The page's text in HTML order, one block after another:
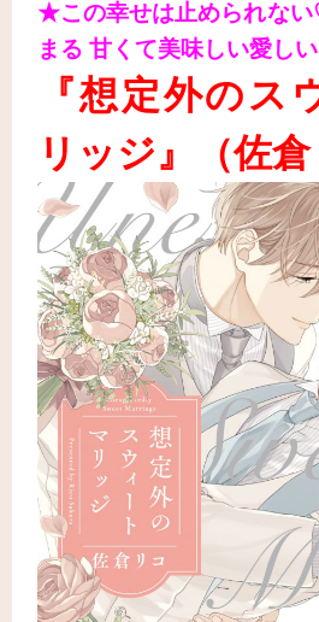
★この幸せは止められな
まる 甘くて美味しい愛し
『想定外のス
リッジ』（佐倉